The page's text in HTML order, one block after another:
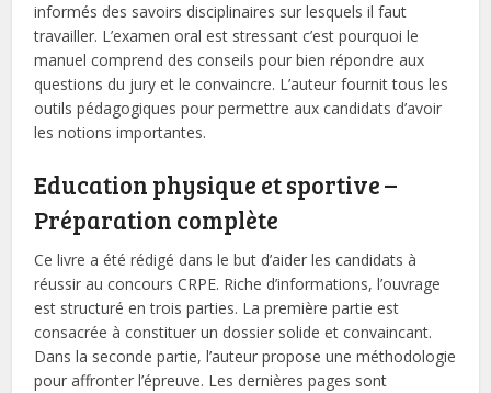
informés des savoirs disciplinaires sur lesquels il faut
travailler. L’examen oral est stressant c’est pourquoi le
manuel comprend des conseils pour bien répondre aux
questions du jury et le convaincre. L’auteur fournit tous les
outils pédagogiques pour permettre aux candidats d’avoir
les notions importantes.
Education physique et sportive –
Préparation complète
Ce livre a été rédigé dans le but d’aider les candidats à
réussir au concours CRPE. Riche d’informations, l’ouvrage
est structuré en trois parties. La première partie est
consacrée à constituer un dossier solide et convaincant.
Dans la seconde partie, l’auteur propose une méthodologie
pour affronter l’épreuve. Les dernières pages sont